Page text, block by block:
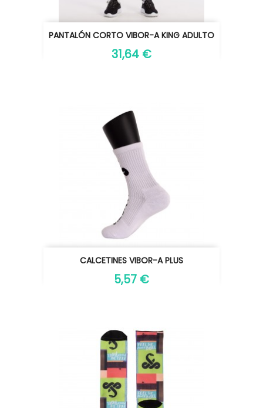
PANTALÓN CORTO VIBOR-A KING ADULTO
31,64 €
CALCETINES VIBOR-A PLUS
5,57 €